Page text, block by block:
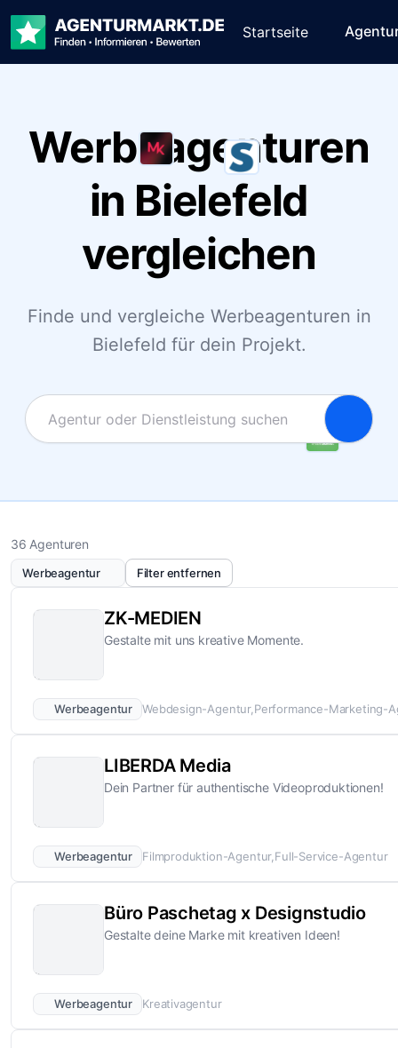
Startseite
Werbeagenturen
in Bielefeld
vergleichen
Finde und vergleiche Werbeagenturen in
Bielefeld für dein Projekt.
36 Agenturen
Werbeagentur Filter entfernen
ZK-MEDIEN
Gestalte mit uns kreative Momente.
Werbeagentur Webdesign-Agentur Performance-Marketing-
LIBERDA Media
Dein Partner für authentische Videoproduktionen!
Werbeagentur Filmproduktion-Agentur Full-Service-Agentur
Büro Paschetag x Designstudio
Gestalte deine Marke mit kreativen Ideen!
Werbeagentur Kreativagentur